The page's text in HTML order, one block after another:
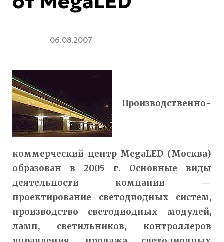
06.08.2007
Производственно-
коммерческий центр МegaLED (Москва)
образован в 2005 г. Основные виды
деятельности компании —
проектирование светодиодных систем,
производство светодиодных модулей,
ламп, светильников, контроллеров